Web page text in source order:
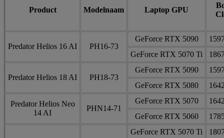
Product Modelnaam Laptop GPU
Predator Helios 16 AI PH16-73
GeForce RTX 5090
GeForce RTX 5070 Ti
Predator Helios 18 AI PH18-73
GeForce RTX 5090
GeForce RTX 5080
Predator Helios Neo
14 AI
PHN14-71
GeForce RTX 5070
GeForce RTX 5060
GeForce RTX 5070 Ti